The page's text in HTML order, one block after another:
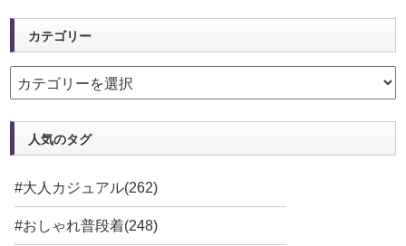
カテゴリー
人気のタグ
#大人カジュアル(262)
#おしゃれ普段着(248)